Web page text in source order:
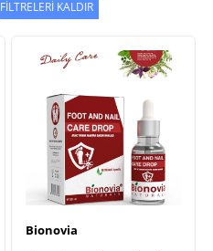
FİLTRELERİ KALDIR
Bionovia